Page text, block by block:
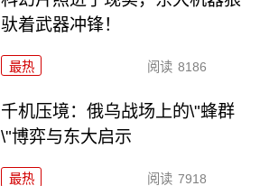
驮着武器冲锋！
最热 阅读 8186
千机压境：俄乌战场上的\"蜂群
\"博弈与东大启示
最热 阅读 7918